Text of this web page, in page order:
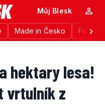
Made in Česko
Můj Blesk
hektary lesa!
vrtulník z